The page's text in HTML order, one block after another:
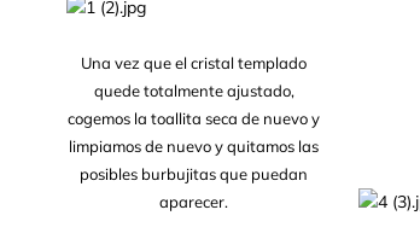
Una vez que el cristal templado
quede totalmente ajustado,
cogemos la toallita seca de nuevo y
limpiamos de nuevo y quitamos las
posibles burbujitas que puedan
aparecer.